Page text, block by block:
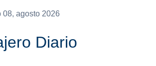
08, agosto 2026
Diario